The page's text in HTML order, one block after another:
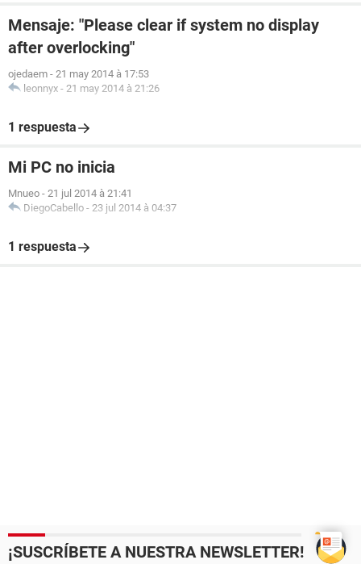
Mensaje: "Please clear if system no display
after overlocking"
ojedaem - 21 may 2014 à 17:53
leonnyx - 21 may 2014 à 21:26
1 respuesta
Mi PC no inicia
Mnueo - 21 jul 2014 à 21:41
DiegoCabello - 23 jul 2014 à 04:37
1 respuesta
¡SUSCRÍBETE A NUESTRA NEWSLETTER!